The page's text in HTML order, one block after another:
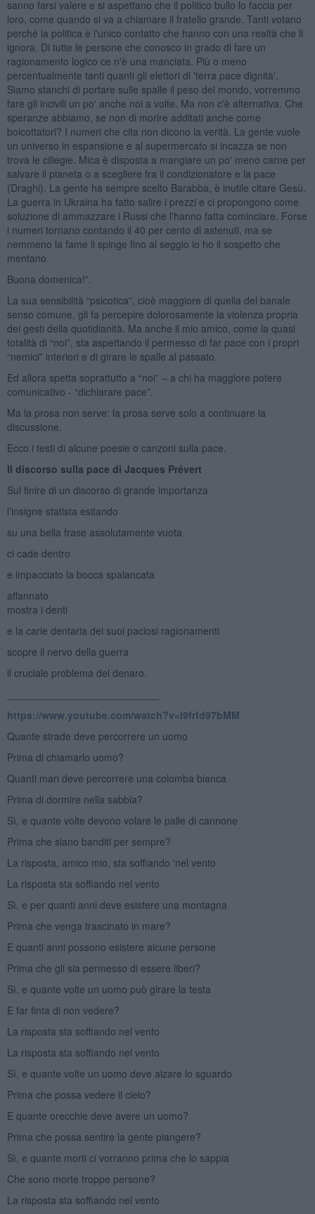
sanno farsi valere e si aspettano che il politico bullo lo faccia per
loro, come quando si va a chiamare il fratello grande. Tanti votano
perché la politica è l'unico contatto che hanno con una realtà che li
ignora. Di tutte le persone che conosco in grado di fare un
ragionamento logico ce n'è una manciata. Più o meno
percentualmente tanti quanti gli elettori di 'terra pace dignità'.
Siamo stanchi di portare sulle spalle il peso del mondo, vorremmo
fare gli incivili un po' anche noi a volte. Ma non c'è alternativa. Che
speranze abbiamo, se non di morire additati anche come
boicottatori? I numeri che cita non dicono la verità. La gente vuole
un universo in espansione e al supermercato si incazza se non
trova le ciliegie. Mica è disposta a mangiare un po' meno carne per
salvare il pianeta o a scegliere fra il condizionatore e la pace
(Draghi). La gente ha sempre scelto Barabba, è inutile citare Gesù.
La guerra in Ukraina ha fatto salire i prezzi e ci propongono come
soluzione di ammazzare i Russi che l'hanno fatta cominciare. Forse
i numeri tornano contando il 40 per cento di astenuti, ma se
nemmeno la fame li spinge fino al seggio io ho il sospetto che
mentano.
Buona domenica!”.
La sua sensibilità “psicotica”, cioè maggiore di quella del banale
senso comune, gli fa percepire dolorosamente la violenza propria
dei gesti della quotidianità. Ma anche il mio amico, come la quasi
totalità di “noi”, sta aspettando il permesso di far pace con i propri
“nemici” interiori e di girare le spalle al passato.
Ed allora spetta soprattutto a “noi” – a chi ha maggiore potere
comunicativo - “dichiarare pace”.
Ma la prosa non serve: la prosa serve solo a continuare la
discussione.
Ecco i testi di alcune poesie o canzoni sulla pace.
Il discorso sulla pace di Jacques Prévert
Sul finire di un discorso di grande importanza
l’insigne statista esitando
su una bella frase assolutamente vuota
ci cade dentro
e impacciato la bocca spalancata
affannato
mostra i denti
e la carie dentaria dei suoi paciosi ragionamenti
scopre il nervo della guerra
il cruciale problema del denaro.
https://www.youtube.com/watch?v=l9frfd97bMM
Quante strade deve percorrere un uomo
Prima di chiamarlo uomo?
Quanti mari deve percorrere una colomba bianca
Prima di dormire nella sabbia?
Sì, e quante volte devono volare le palle di cannone
Prima che siano banditi per sempre?
La risposta, amico mio, sta soffiando 'nel vento
La risposta sta soffiando nel vento
Sì, e per quanti anni deve esistere una montagna
Prima che venga trascinato in mare?
E quanti anni possono esistere alcune persone
Prima che gli sia permesso di essere liberi?
Sì, e quante volte un uomo può girare la testa
E far finta di non vedere?
La risposta sta soffiando nel vento
La risposta sta soffiando nel vento
Sì, e quante volte un uomo deve alzare lo sguardo
Prima che possa vedere il cielo?
E quante orecchie deve avere un uomo?
Prima che possa sentire la gente piangere?
Sì, e quante morti ci vorranno prima che lo sappia
Che sono morte troppe persone?
La risposta sta soffiando nel vento